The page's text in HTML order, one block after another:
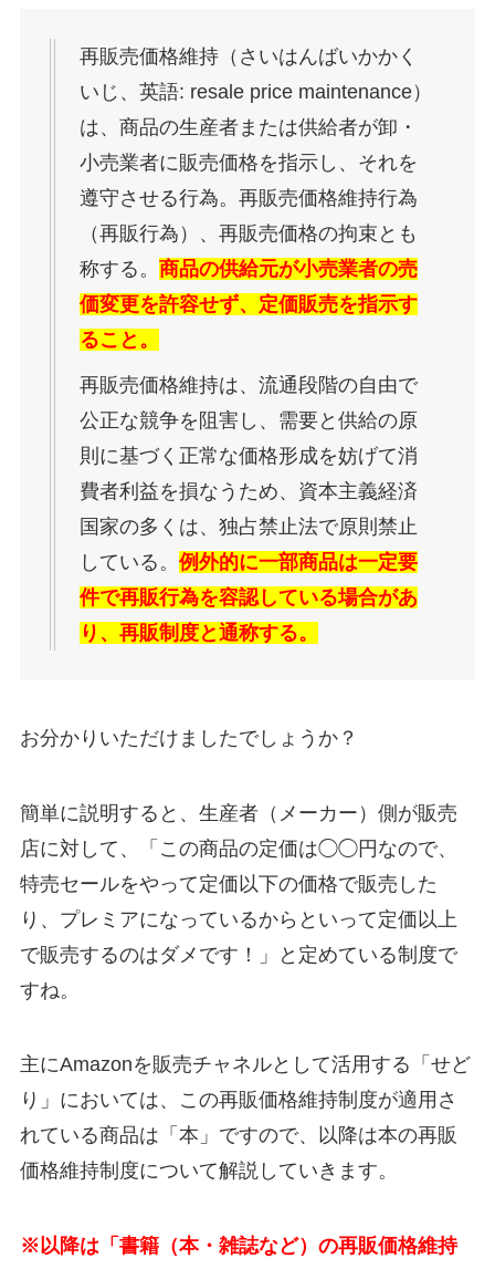
再販売価格維持（さいはんばいかかく
いじ、英語: resale price maintenance）
は、商品の生産者または供給者が卸・
小売業者に販売価格を指示し、それを
遵守させる行為。再販売価格維持行為
（再販行為）、再販売価格の拘束とも
称する。 商品の供給元が小売業者の売
価変更を許容せず、定価販売を指示す
ること。
再販売価格維持は、流通段階の自由で
公正な競争を阻害し、需要と供給の原
則に基づく正常な価格形成を妨げて消
費者利益を損なうため、資本主義経済
国家の多くは、独占禁止法で原則禁止
している。 例外的に一部商品は一定要
件で再販行為を容認している場合があ
り、再販制度と通称する。
お分かりいただけましたでしょうか？
簡単に説明すると、生産者（メーカー）側が販売
店に対して、「この商品の定価は◯◯円なので、
特売セールをやって定価以下の価格で販売した
り、プレミアになっているからといって定価以上
で販売するのはダメです！」と定めている制度で
すね。
主にAmazonを販売チャネルとして活用する「せど
り」においては、この再販価格維持制度が適用さ
れている商品は「本」ですので、以降は本の再販
価格維持制度について解説していきます。
※以降は「書籍（本・雑誌など）の再販価格維持